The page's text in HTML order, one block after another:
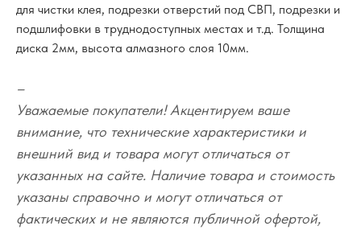
для чистки клея, подрезки отверстий под СВП, подрезки и
подшлифовки в труднодоступных местах и т.д. Толщина
диска 2мм, высота алмазного слоя 10мм.
–
Уважаемые покупатели! Акцентируем ваше
внимание, что технические характеристики и
внешний вид и товара могут отличаться от
указанных на сайте. Наличие товара и стоимость
указаны справочно и могут отличаться от
фактических и не являются публичной офертой,